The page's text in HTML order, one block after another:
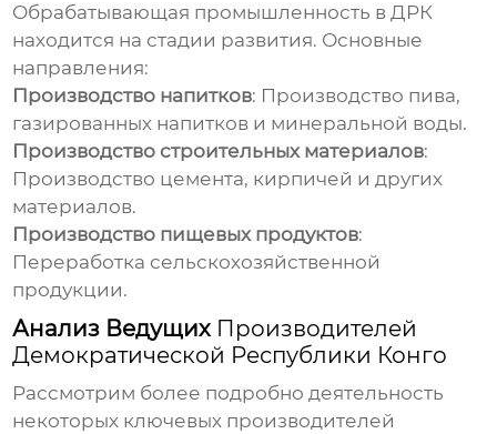
Обрабатывающая промышленность в ДРК
находится на стадии развития. Основные
направления:
Производство напитков: Производство пива,
газированных напитков и минеральной воды.
Производство строительных материалов:
Производство цемента, кирпичей и других
материалов.
Производство пищевых продуктов:
Переработка сельскохозяйственной
продукции.
Анализ Ведущих Производителей
Демократической Республики Конго
Рассмотрим более подробно деятельность
некоторых ключевых производителей